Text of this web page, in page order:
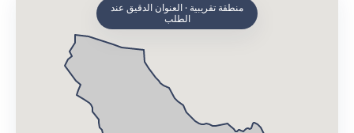
منطقة تقريبية · العنوان الدقيق عند
الطلب